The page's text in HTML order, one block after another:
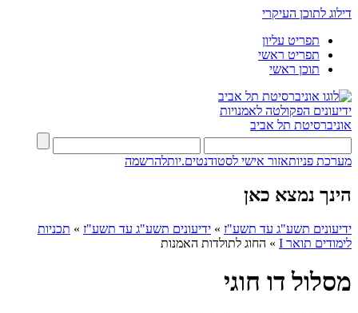
דילוג לתוכן העיקרי
תפריט עליון
תפריט ראשי
תוכן ראשי
ידיעונים הפקולטה לאמנויות
אוניברסיטת תל אביב
מערכת פניותאזור אישי לסטודנטים.יותלהרשמה
הינך נמצא כאן
ידיעונים תשע"ג עד תשע"ז » ידיעונים תשע"ג עד תשע"ז » תכניות
לימודים תואר I
» החוג לתולדות האמנות
מסלול דו חוגי